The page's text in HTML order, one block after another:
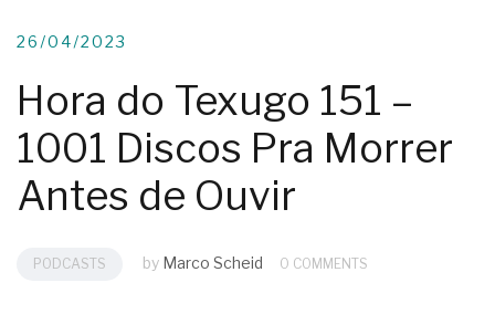
26/04/2023
Hora do Texugo 151 –
1001 Discos Pra Morrer
Antes de Ouvir
PODCASTS by Marco Scheid 0 COMMENTS